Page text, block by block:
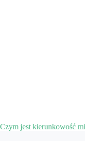
Czym jest kierunkowość